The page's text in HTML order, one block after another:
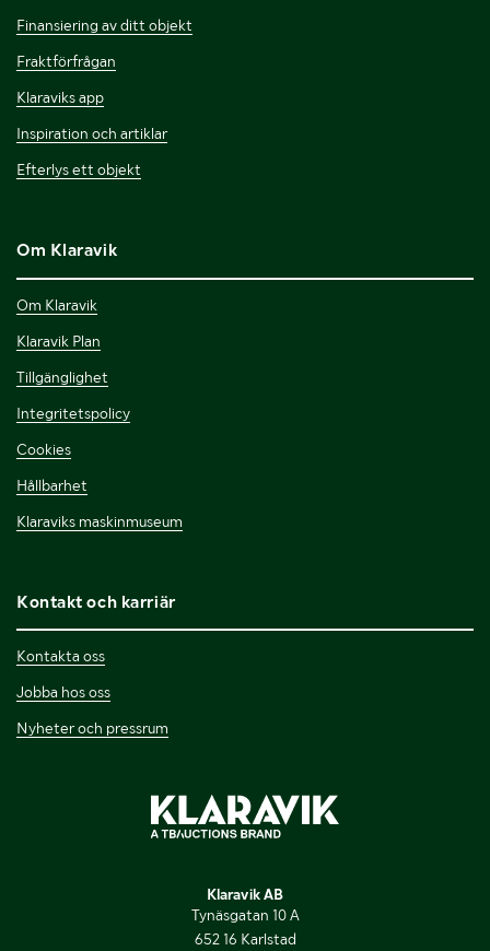
Finansiering av ditt objekt
Fraktförfrågan
Klaraviks app
Inspiration och artiklar
Efterlys ett objekt
Om Klaravik
Om Klaravik
Klaravik Plan
Tillgänglighet
Integritetspolicy
Cookies
Hållbarhet
Klaraviks maskinmuseum
Kontakt och karriär
Kontakta oss
Jobba hos oss
Nyheter och pressrum
Klaravik AB
Tynäsgatan 10 A
652 16 Karlstad